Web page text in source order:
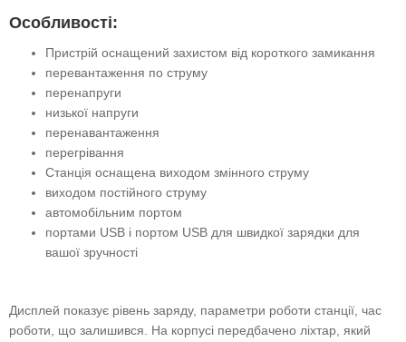
Особливості:
Пристрій оснащений захистом від короткого замикання
перевантаження по струму
перенапруги
низької напруги
перенавантаження
перегрівання
Станція оснащена виходом змінного струму
виходом постійного струму
автомобільним портом
портами USB і портом USB для швидкої зарядки для
вашої зручності
Дисплей показує рівень заряду, параметри роботи станції, час
роботи, що залишився. На корпусі передбачено ліхтар, який